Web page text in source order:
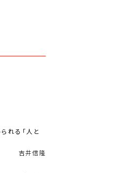
れる「人と
吉井信隆